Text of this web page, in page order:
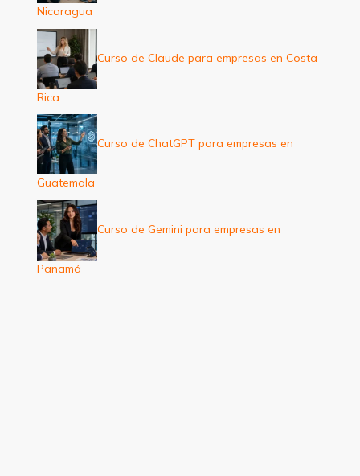
Nicaragua
Curso de Claude para empresas en Costa
Rica
Curso de ChatGPT para empresas en
Guatemala
Curso de Gemini para empresas en
Panamá